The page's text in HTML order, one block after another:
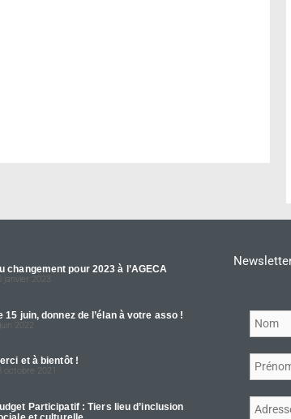
changement pour 2023 à l’AGECA
janvier 2023
15 juin, donnez de l’élan à votre asso !
juin 2022
et à bientôt !
octobre 2021
Participatif : Tiers lieu d’inclusion